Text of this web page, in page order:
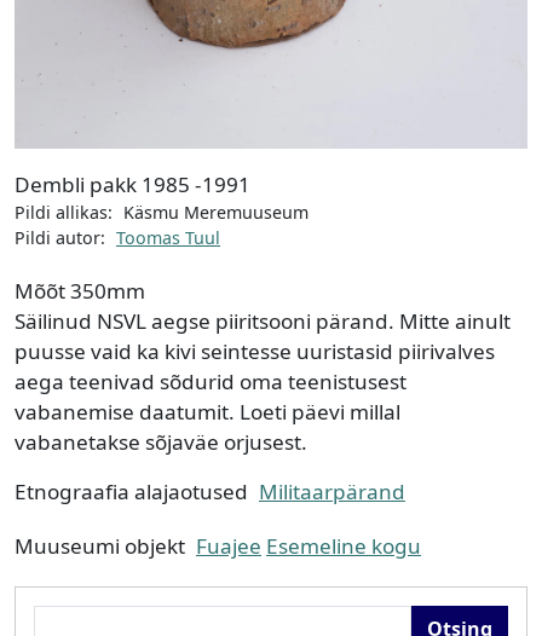
Dembli pakk 1985 -1991
Pildi allikas: Käsmu Meremuuseum
Pildi autor: Toomas Tuul
Mõõt350mm
Säilinud NSVL aegse piiritsooni pärand. Mitte ainult
puusse vaid ka kivi seintesse uuristasid piirivalves
aega teenivad sõdurid oma teenistusest
vabanemise daatumit. Loeti päevi millal
vabanetakse sõjaväe orjusest.
Etnograafia alajaotused Militaarpärand
Muuseumi objekt Fuajee Esemeline kogu